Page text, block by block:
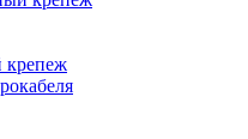
крепеж